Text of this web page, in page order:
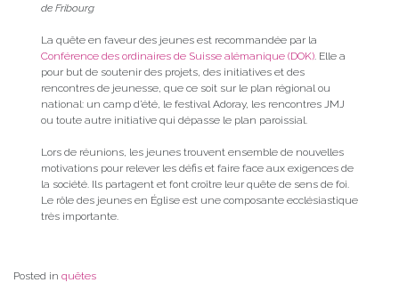
de Fribourg
La quête en faveur des jeunes est recommandée par la
Conférence des ordinaires de Suisse alémanique (DOK). Elle a
pour but de soutenir des projets, des initiatives et des
rencontres de jeunesse, que ce soit sur le plan régional ou
national: un camp d’été, le festival Adoray, les rencontres JMJ
ou toute autre initiative qui dépasse le plan paroissial.
Lors de réunions, les jeunes trouvent ensemble de nouvelles
motivations pour relever les défis et faire face aux exigences de
la société. Ils partagent et font croître leur quête de sens de foi.
Le rôle des jeunes en Église est une composante ecclésiastique
très importante.
Posted in quêtes